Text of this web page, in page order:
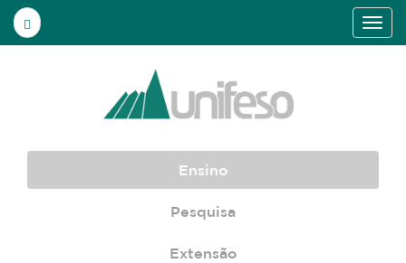
Ensino
Pesquisa
Extensão